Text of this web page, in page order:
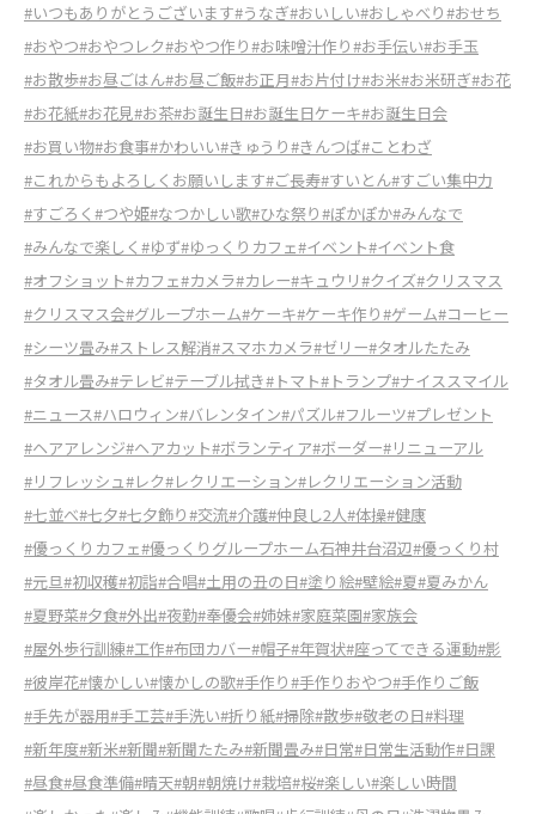
#いつもありがとうございます#うなぎ#おいしい#おしゃべり#おせち
#おやつ#おやつレク#おやつ作り#お味噌汁作り#お手伝い#お手玉
#お散歩#お昼ごはん#お昼ご飯#お正月#お片付け#お米#お米研ぎ#お花
#お花紙#お花見#お茶#お誕生日#お誕生日ケーキ#お誕生日会
#お買い物#お食事#かわいい#きゅうり#きんつば#ことわざ
#これからもよろしくお願いします#ご長寿#すいとん#すごい集中力
#すごろく #つや姫#なつかしい歌#ひな祭り#ぽかぽか#みんなで
#みんなで楽しく #ゆず#ゆっくりカフェ#イベント#イベント食
#オフショット#カフェ#カメラ#カレー#キュウリ#クイズ#クリスマス
#クリスマス会#グループホーム#ケーキ#ケーキ作り#ゲーム#コーヒー
#シーツ畳み#ストレス解消#スマホカメラ#ゼリー#タオルたたみ
#タオル畳み#テレビ#テーブル拭き#トマト#トランプ#ナイススマイル
#ニュース#ハロウィン#バレンタイン#パズル#フルーツ#プレゼント
#ヘアアレンジ#ヘアカット#ボランティア#ボーダー#リニューアル
#リフレッシュ#レク#レクリエーション#レクリエーション活動
#七並べ#七夕#七夕飾り#交流#介護#仲良し2人#体操#健康
#優っくりカフェ#優っくりグループホーム石神井台沼辺#優っくり村
#元旦#初収穫#初詣#合唱#土用の丑の日#塗り絵#壁絵#夏#夏みかん
#夏野菜#夕食#外出#夜勤#奉優会#姉妹#家庭菜園#家族会
#屋外歩行訓練#工作#布団カバー#帽子#年賀状#座ってできる運動#影
#彼岸花#懐かしい#懐かしの歌#手作り#手作りおやつ#手作りご飯
#手先が器用#手工芸#手洗い#折り紙#掃除#散歩#敬老の日#料理
#新年度#新米#新聞#新聞たたみ#新聞畳み#日常#日常生活動作#日課
#昼食#昼食準備#晴天#朝#朝焼け#栽培#桜#楽しい#楽しい時間